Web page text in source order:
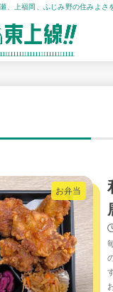
、上福岡、ふじみ野の住みよさ
お弁当